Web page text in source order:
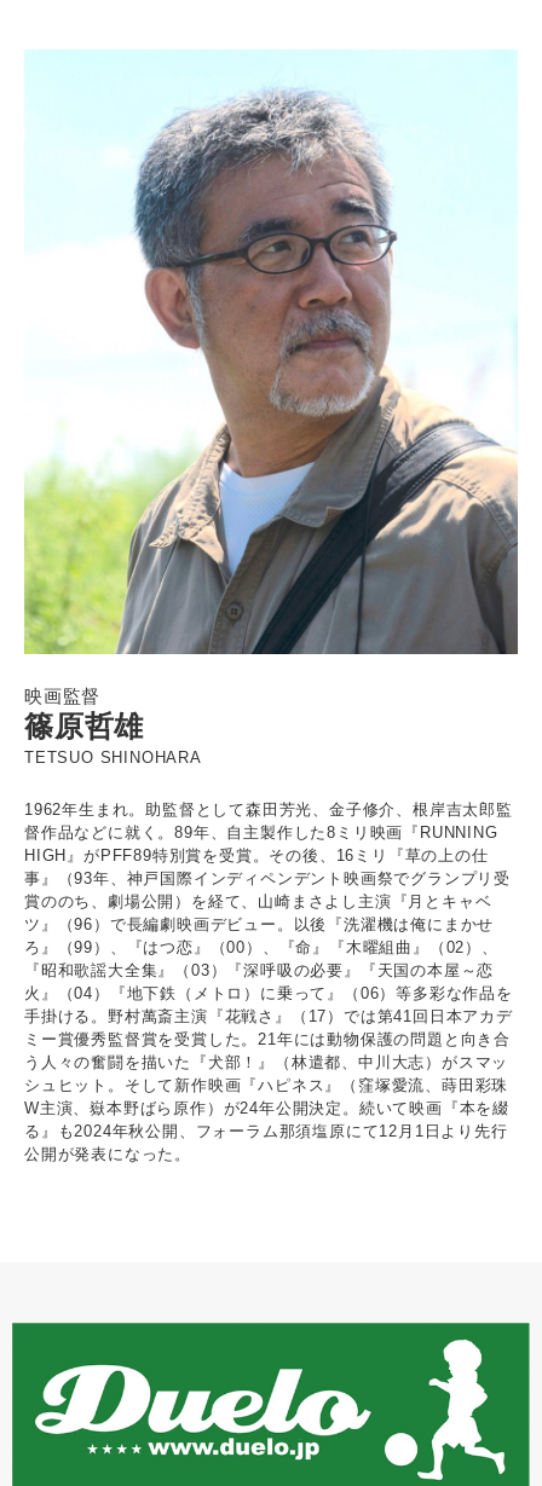
映画監督
篠原哲雄
TETSUO SHINOHARA
1962年生まれ。助監督として森田芳光、金子修介、根岸吉太郎監
督作品などに就く。89年、自主製作した8ミリ映画『RUNNING
HIGH』がPFF89特別賞を受賞。その後、16ミリ『草の上の仕
事』（93年、神戸国際インディペンデント映画祭でグランプリ受
賞ののち、劇場公開）を経て、山崎まさよし主演『月とキャベ
ツ』（96）で長編劇映画デビュー。以後『洗濯機は俺にまかせ
ろ』（99）、『はつ恋』（00）、『命』『木曜組曲』（02）、
『昭和歌謡大全集』（03）『深呼吸の必要』『天国の本屋～恋
火』（04）『地下鉄（メトロ）に乗って』（06）等多彩な作品を
手掛ける。野村萬斎主演『花戦さ』（17）では第41回日本アカデ
ミー賞優秀監督賞を受賞した。21年には動物保護の問題と向き合
う人々の奮闘を描いた『犬部！』（林遣都、中川大志）がスマッ
シュヒット。そして新作映画『ハピネス』（窪塚愛流、蒔田彩珠
W主演、嶽本野ばら原作）が24年公開決定。続いて映画『本を綴
る』も2024年秋公開、フォーラム那須塩原にて12月1日より先行
公開が発表になった。